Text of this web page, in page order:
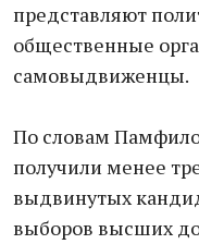
представляют
общественные
самовыдвиженцы.
По словам
получили менее
выдвинутых
выборов высших